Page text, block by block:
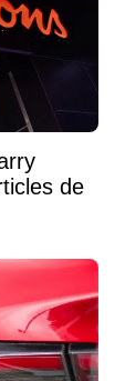
de